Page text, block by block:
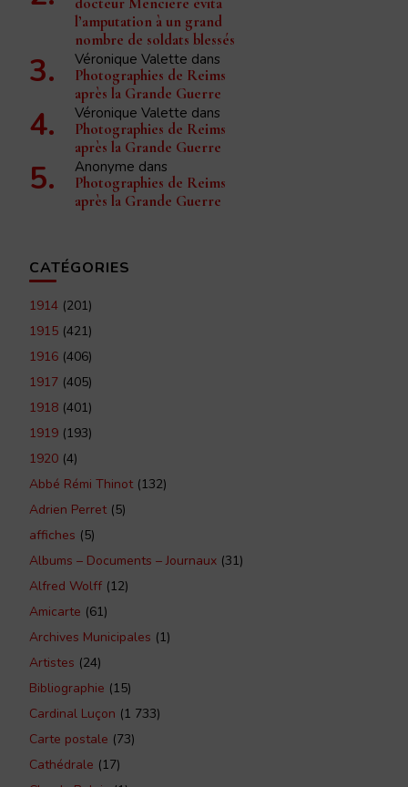
docteur Mencière évita
l’amputation à un grand
nombre de soldats blessés
Véronique Valette dans
Photographies de Reims
après la Grande Guerre
Véronique Valette dans
Photographies de Reims
après la Grande Guerre
Anonyme dans
Photographies de Reims
après la Grande Guerre
CATÉGORIES
1914 (201)
1915 (421)
1916 (406)
1917 (405)
1918 (401)
1919 (193)
1920 (4)
Abbé Rémi Thinot(132)
Adrien Perret(5)
affiches (5)
Albums – Documents – Journaux (31)
Alfred Wolff (12)
Amicarte (61)
Archives Municipales (1)
Artistes (24)
Bibliographie (15)
Cardinal Luçon (1 733)
Carte postale (73)
Cathédrale (17)